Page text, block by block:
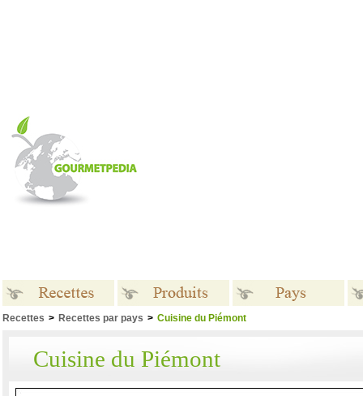
Recettes > Recettes par pays > Cuisine du Piémont
Cuisine du Piémont